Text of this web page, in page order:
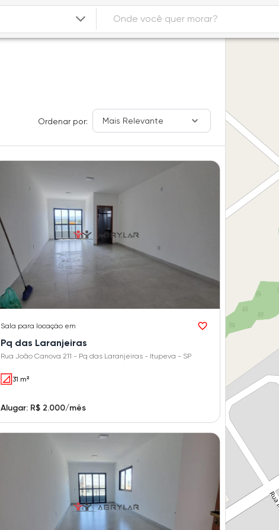
Ordenar por: Mais Relevante
Sala para locação em
Pq das Laranjeiras
Rua João Canova 211 - Pq das Laranjeiras - Itupeva - SP
31 m²
Alugar: R$ 2.000/mês